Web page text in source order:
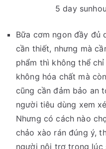
5 day
Bữa cơm ngon đầy đủ
cần thiết, nhưng mà
phẩm thì không thể
không hóa chất mà
cũng cần đảm bảo an
người tiêu dùng xem
Nhưng có cách nào
chảo xào rán đúng ý,
người nội trợ trong lúc